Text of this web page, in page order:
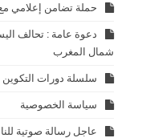
حملة تضامن إعلامي
دعوة عامة : تحالف
شمال المغرب
سلسلة دورات التكوين
سياسة الخصوصية
عاجل رسالة صوتية